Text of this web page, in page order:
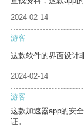
2024-02-14
游客
这款软件的界面设计
2024-02-14
游客
这款加速器app的安
证。